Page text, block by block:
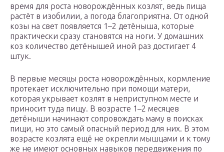
время для роста новорождённых козлят, ведь пища
растёт в изобилии, а погода благоприятна. От одной
козы на свет появляется 1–2 детёныша, которые
практически сразу становятся на ноги. У домашних
коз количество детёнышей иной раз достигает 4
штук.
В первые месяцы роста новорождённых, кормление
протекает исключительно при помощи матери,
которая укрывает козлят в неприступном месте и
приносит туда пищу. В возрасте 1–2 месяцев
детёныши начинают сопровождать маму в поисках
пищи, но это самый опасный период для них. В этом
возрасте козлята ещё не окрепли мышцами и к тому
же не имеют основных навыков передвижения по